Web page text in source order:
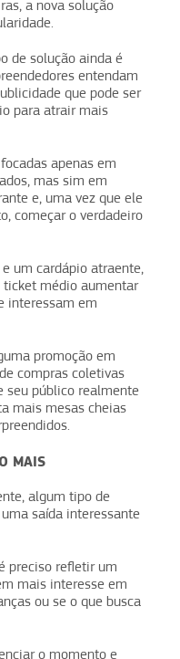
a nova solução
de solução ainda é
entendam
que pode ser
para atrair mais
apenas em
mas sim em
e, uma vez que ele
começar o verdadeiro
um cardápio atraente,
médio aumentar
interessam em
promoção em
compras coletivas
seu público realmente
mais mesas cheias
MAIS
algum tipo de
saída interessante
preciso refletir um
mais interesse em
ou se o que busca
o momento e